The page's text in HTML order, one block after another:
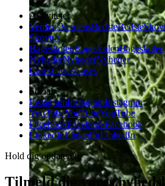
Aktiviteter
VerdensVerdensBedsteBedste
Skovtur
BageskolenBageskolenBageskolen
NyhederNyhederNyheder
CasesCasesCases
Social
InstagramInstagramInstagram
YouTubeYouTubeYouTube
FacebookFacebookFacebook
LinkedInLinkedInLinkedIn
Hold dig opdateret
Tilmeld dig vores